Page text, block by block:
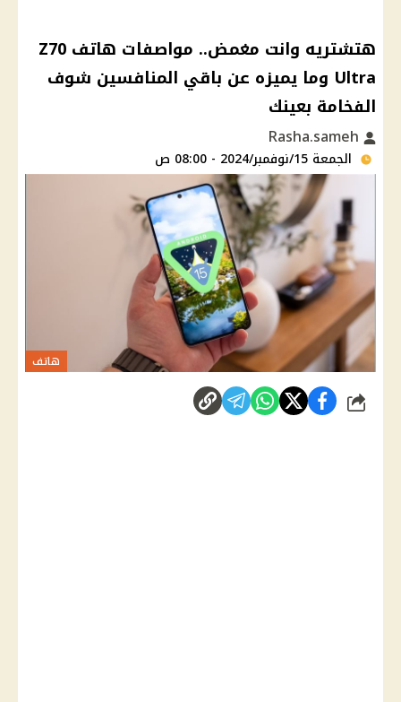
هتشتريه وانت مغمض.. مواصفات هاتف Z70
Ultra وما يميزه عن باقي المنافسين شوف
الفخامة بعينك
الجمعة 15/نوفمبر/2024 - 08:00 ص
هاتف
شارك